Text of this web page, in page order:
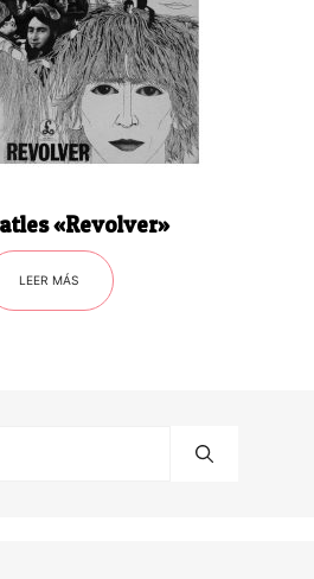
«Revolver»
LEER MÁS